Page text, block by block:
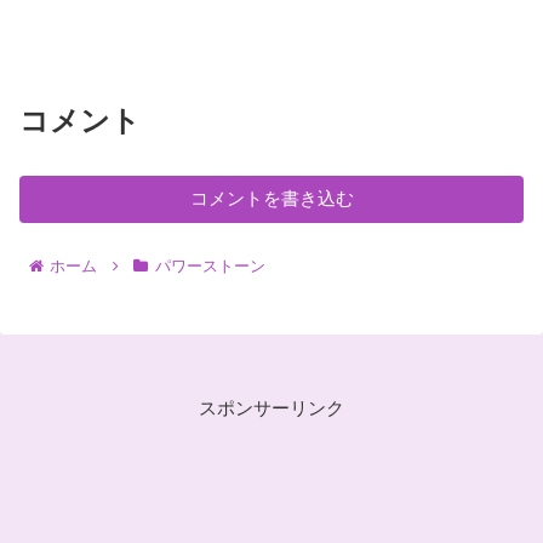
コメント
コメントを書き込む
ホーム パワーストーン
スポンサーリンク